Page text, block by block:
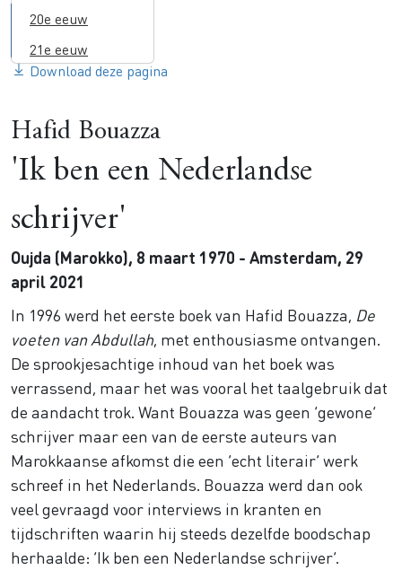
20e eeuw
21e eeuw
Download deze pagina
Hafid Bouazza
'Ik ben een Nederlandse
schrijver'
Oujda (Marokko), 8 maart 1970 - Amsterdam, 29
april 2021
In 1996 werd het eerste boek van Hafid Bouazza, De
voeten van Abdullah, met enthousiasme ontvangen.
De sprookjesachtige inhoud van het boek was
verrassend, maar het was vooral het taalgebruik dat
de aandacht trok. Want Bouazza was geen ‘gewone’
schrijver maar een van de eerste auteurs van
Marokkaanse afkomst die een ‘echt literair’ werk
schreef in het Nederlands. Bouazza werd dan ook
veel gevraagd voor interviews in kranten en
tijdschriften waarin hij steeds dezelfde boodschap
herhaalde: ‘Ik ben een Nederlandse schrijver’.